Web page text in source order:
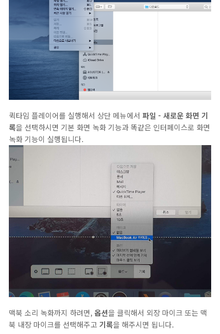
퀵타임 플레이어를 실행해서 상단 메뉴에서 파일 - 새로운 화면 기
록을 선택하시면 기본 화면 녹화 기능과 똑같은 인터페이스로 화면
녹화 기능이 실행됩니다.
맥북 소리 녹화까지 하려면, 옵션을 클릭해서 외장 마이크 또는 맥
북 내장 마이크를 선택해주고 기록을 해주시면 됩니다.